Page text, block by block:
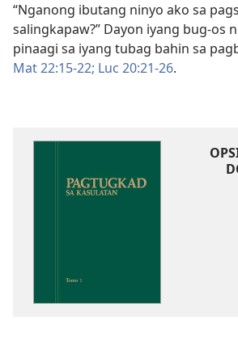
“Nganong ibutang ninyo ako sa
salingkapaw?” Dayon iyang bug-os
pinaagi sa iyang tubag bahin sa
Mat 22:15-22; Luc 20:21-26.